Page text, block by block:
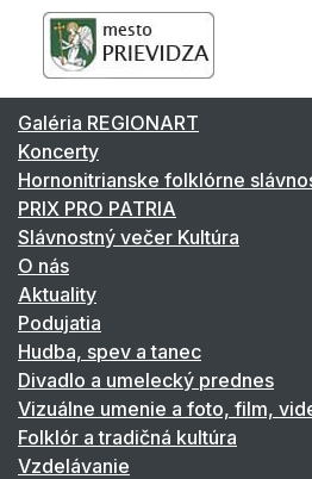
Galéria REGIONART
Koncerty
Hornonitrianske folklórne
PRIX PRO PATRIA
Slávnostný večer Kultúra
O nás
Aktuality
Podujatia
Hudba, spev a tanec
Divadlo a umelecký prednes
Vizuálne umenie a foto, film,
Folklór a tradičná kultúra
Vzdelávanie